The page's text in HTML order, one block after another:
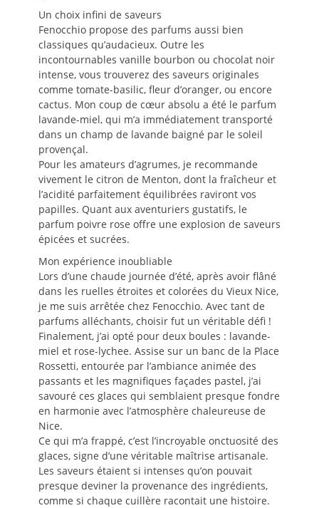
Un choix infini de saveurs
Fenocchio propose des parfums aussi bien
classiques qu’audacieux. Outre les
incontournables vanille bourbon ou chocolat noir
intense, vous trouverez des saveurs originales
comme tomate-basilic, fleur d’oranger, ou encore
cactus. Mon coup de cœur absolu a été le parfum
lavande-miel, qui m’a immédiatement transporté
dans un champ de lavande baigné par le soleil
provençal.
Pour les amateurs d’agrumes, je recommande
vivement le citron de Menton, dont la fraîcheur et
l’acidité parfaitement équilibrées raviront vos
papilles. Quant aux aventuriers gustatifs, le
parfum poivre rose offre une explosion de saveurs
épicées et sucrées.
Mon expérience inoubliable
Lors d’une chaude journée d’été, après avoir flâné
dans les ruelles étroites et colorées du Vieux Nice,
je me suis arrêtée chez Fenocchio. Avec tant de
parfums alléchants, choisir fut un véritable défi !
Finalement, j’ai opté pour deux boules : lavande-
miel et rose-lychee. Assise sur un banc de la Place
Rossetti, entourée par l’ambiance animée des
passants et les magnifiques façades pastel, j’ai
savouré ces glaces qui semblaient presque fondre
en harmonie avec l’atmosphère chaleureuse de
Nice.
Ce qui m’a frappé, c’est l’incroyable onctuosité des
glaces, signe d’une véritable maîtrise artisanale.
Les saveurs étaient si intenses qu’on pouvait
presque deviner la provenance des ingrédients,
comme si chaque cuillère racontait une histoire.